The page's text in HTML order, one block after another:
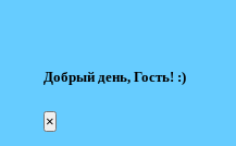
Добрый день, Гость! :)
×